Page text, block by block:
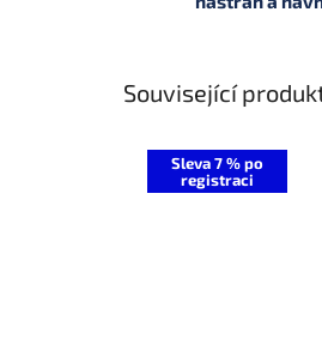
Související
Sleva 7 % po
registraci